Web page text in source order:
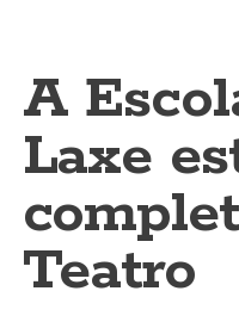
A
Laxe
Teatro